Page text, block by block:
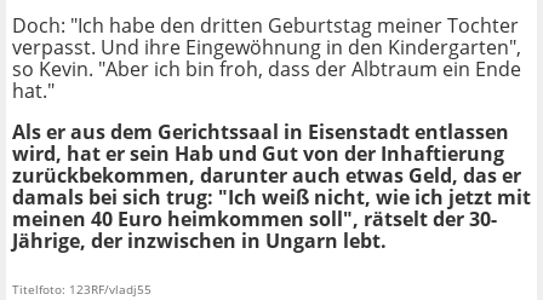
Doch: "Ich habe den dritten Geburtstag meiner Tochter
verpasst. Und ihre Eingewöhnung in den Kindergarten",
so Kevin. "Aber ich bin froh, dass der Albtraum ein Ende
hat."
Als er aus dem Gerichtssaal in Eisenstadt entlassen
wird, hat er sein Hab und Gut von der Inhaftierung
zurückbekommen, darunter auch etwas Geld, das er
damals bei sich trug: "Ich weiß nicht, wie ich jetzt mit
meinen 40 Euro heimkommen soll", rätselt der 30-
Jährige, der inzwischen in Ungarn lebt.
Titelfoto: 123RF/vladj55